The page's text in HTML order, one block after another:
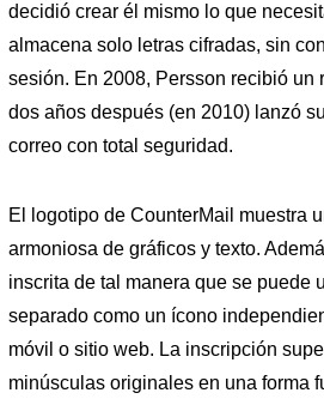
decidió crear él mismo lo que
almacena solo letras cifradas, sin
sesión. En 2008, Persson recibió un
dos años después (en 2010) lanzó
correo con total seguridad.
El logotipo de CounterMail muestra
armoniosa de gráficos y texto.
inscrita de tal manera que se puede
separado como un ícono
móvil o sitio web. La inscripción
minúsculas originales en una forma